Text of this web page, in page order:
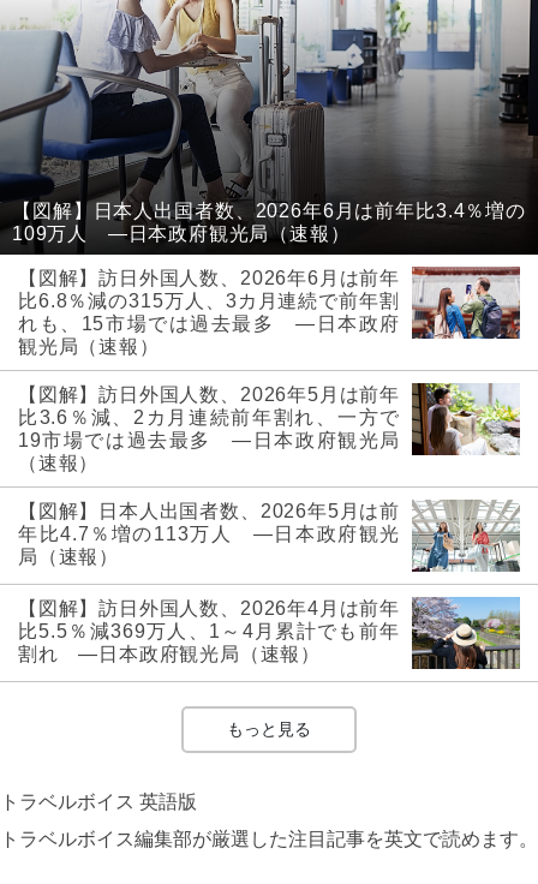
【図解】日本人出国者数、2026年6月は前年比3.4％増の
109万人 ―日本政府観光局（速報）
【図解】訪日外国人数、2026年6月は前年
比6.8％減の315万人、3カ月連続で前年割
れも、15市場では過去最多 ―日本政府
観光局（速報）
【図解】訪日外国人数、2026年5月は前年
比3.6％減、2カ月連続前年割れ、一方で
19市場では過去最多 ―日本政府観光局
（速報）
【図解】日本人出国者数、2026年5月は前
年比4.7％増の113万人 ―日本政府観光
局（速報）
【図解】訪日外国人数、2026年4月は前年
比5.5％減369万人、1～4月累計でも前年
割れ ―日本政府観光局（速報）
もっと見る
トラベルボイス 英語版
トラベルボイス編集部が厳選した注目記事を英文で読めます。